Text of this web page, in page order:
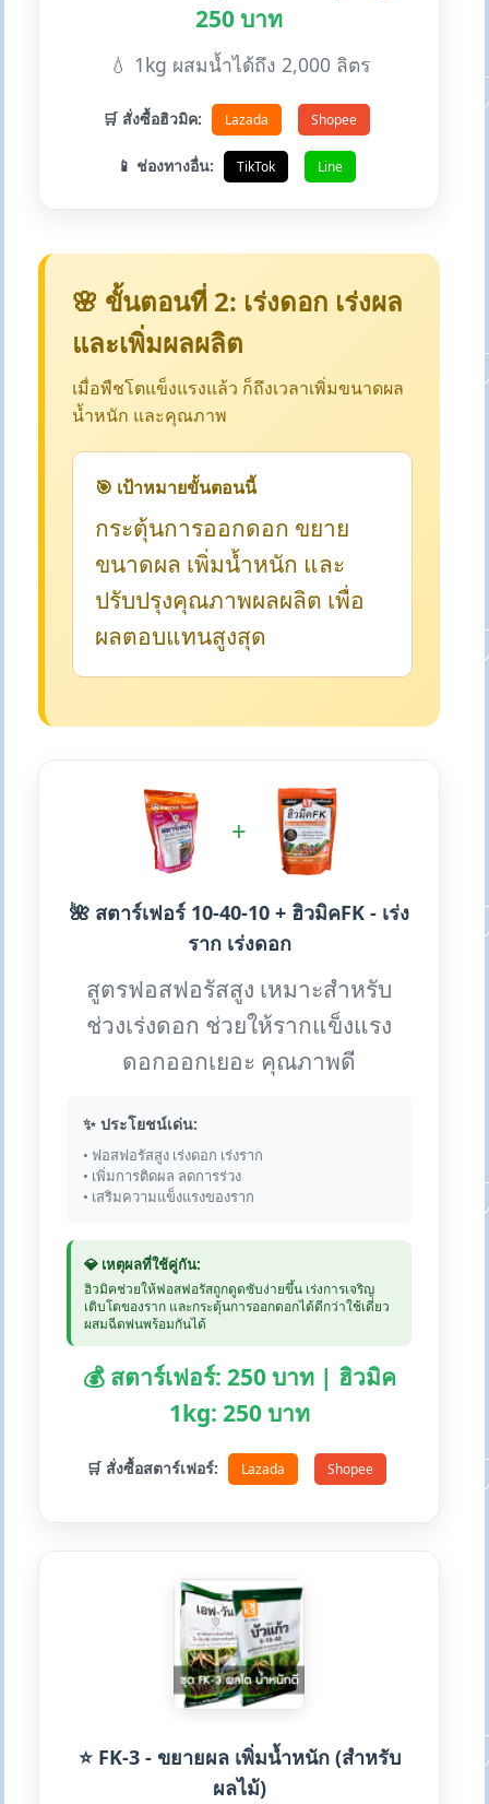
250 บาท
💧 1kg ผสมน้ำได้ถึง 2,000 ลิตร
🛒 สั่งซื้อฮิวมิค: Lazada Shopee
📱 ช่องทางอื่น: TikTok Line
🌸 ขั้นตอนที่ 2: เร่งดอก เร่งผล
และเพิ่มผลผลิต
เมื่อพืชโตแข็งแรงแล้ว ก็ถึงเวลาเพิ่มขนาดผล
น้ำหนัก และคุณภาพ
🎯 เป้าหมายขั้นตอนนี้
กระตุ้นการออกดอก ขยาย
ขนาดผล เพิ่มน้ำหนัก และ
ปรับปรุงคุณภาพผลผลิต เพื่อ
ผลตอบแทนสูงสุด
+
🌺 สตาร์เฟอร์ 10-40-10 + ฮิวมิคFK - เร่ง
ราก เร่งดอก
สูตรฟอสฟอรัสสูง เหมาะสำหรับ
ช่วงเร่งดอก ช่วยให้รากแข็งแรง
ดอกออกเยอะ คุณภาพดี
✨ ประโยชน์เด่น:
• ฟอสฟอรัสสูง เร่งดอก เร่งราก
• เพิ่มการติดผล ลดการร่วง
• เสริมความแข็งแรงของราก
💎 เหตุผลที่ใช้คู่กัน:
ฮิวมิคช่วยให้ฟอสฟอรัสถูกดูดซับง่ายขึ้น เร่งการเจริญ
เติบโตของราก และกระตุ้นการออกดอกได้ดีกว่าใช้เดี่ยว
ผสมฉีดพ่นพร้อมกันได้
💰 สตาร์เฟอร์: 250 บาท | ฮิวมิค
1kg: 250 บาท
🛒 สั่งซื้อสตาร์เฟอร์: Lazada Shopee
⭐ FK-3 - ขยายผล เพิ่มน้ำหนัก (สำหรับ
ผลไม้)